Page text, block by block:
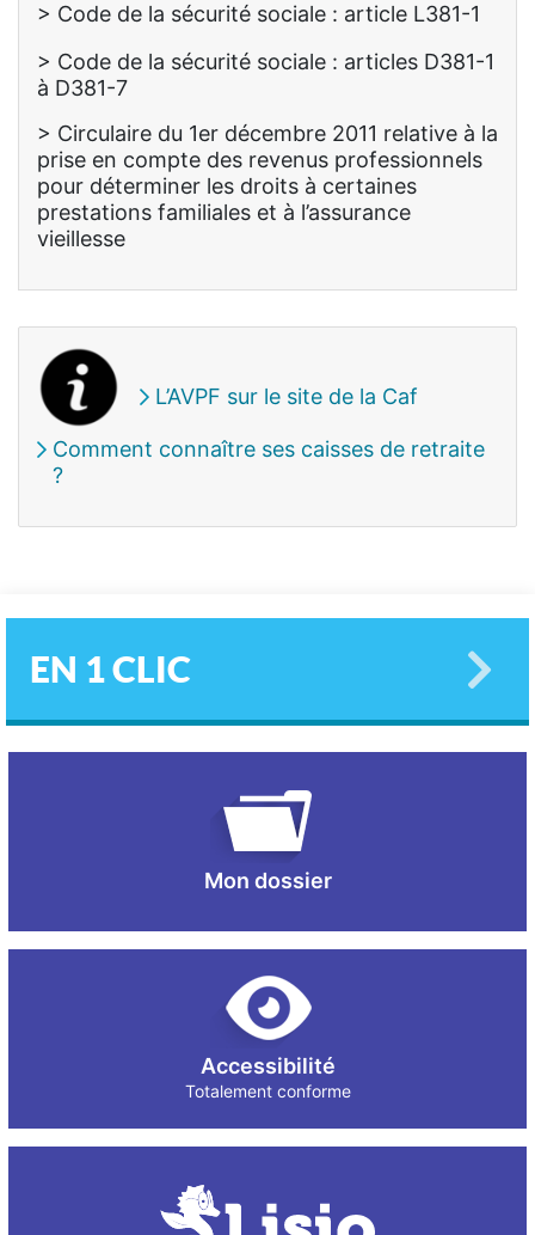
> Code de la sécurité sociale : article L381-1
> Code de la sécurité sociale : articles D381-1
à D381-7
> Circulaire du 1er décembre 2011 relative à la
prise en compte des revenus professionnels
pour déterminer les droits à certaines
prestations familiales et à l’assurance
vieillesse
L’AVPF sur le site de la Caf
Comment connaître ses caisses de retraite
?
EN 1 CLIC
Mon dossier
Accessibilité
Totalement conforme